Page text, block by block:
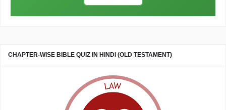
CHAPTER-WISE BIBLE QUIZ IN HINDI (OLD TESTAMENT)